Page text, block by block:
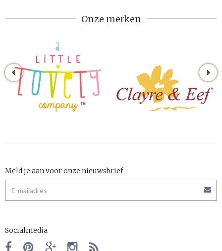
Onze merken
Meld je aan voor onze nieuwsbrief
Socialmedia